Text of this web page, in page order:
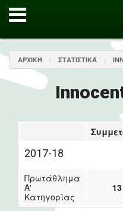
ΑΡΧΙΚΉ ΣΤΑΤΙΣΤΙΚΆ
2017-18
Πρωτάθλημα
Α'
Κατηγορίας
13